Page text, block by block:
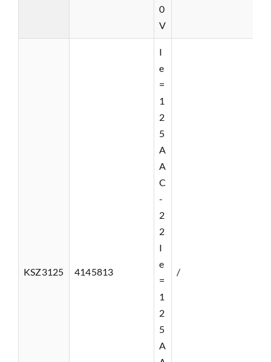
0
V
KSZ3125 4145813
I
e
=
1
2
5
A
A
C
-
2
2
I
e
=
1
2
5
A
/